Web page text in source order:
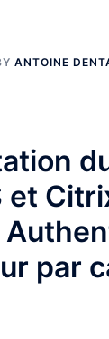
ANTOINE
et
par